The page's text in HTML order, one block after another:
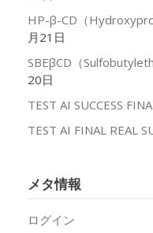
HP-β-CD（
月21日
SBEβCD（
20日
TEST AI SUCCESS
TEST AI FINAL REAL
メタ情報
ログイン